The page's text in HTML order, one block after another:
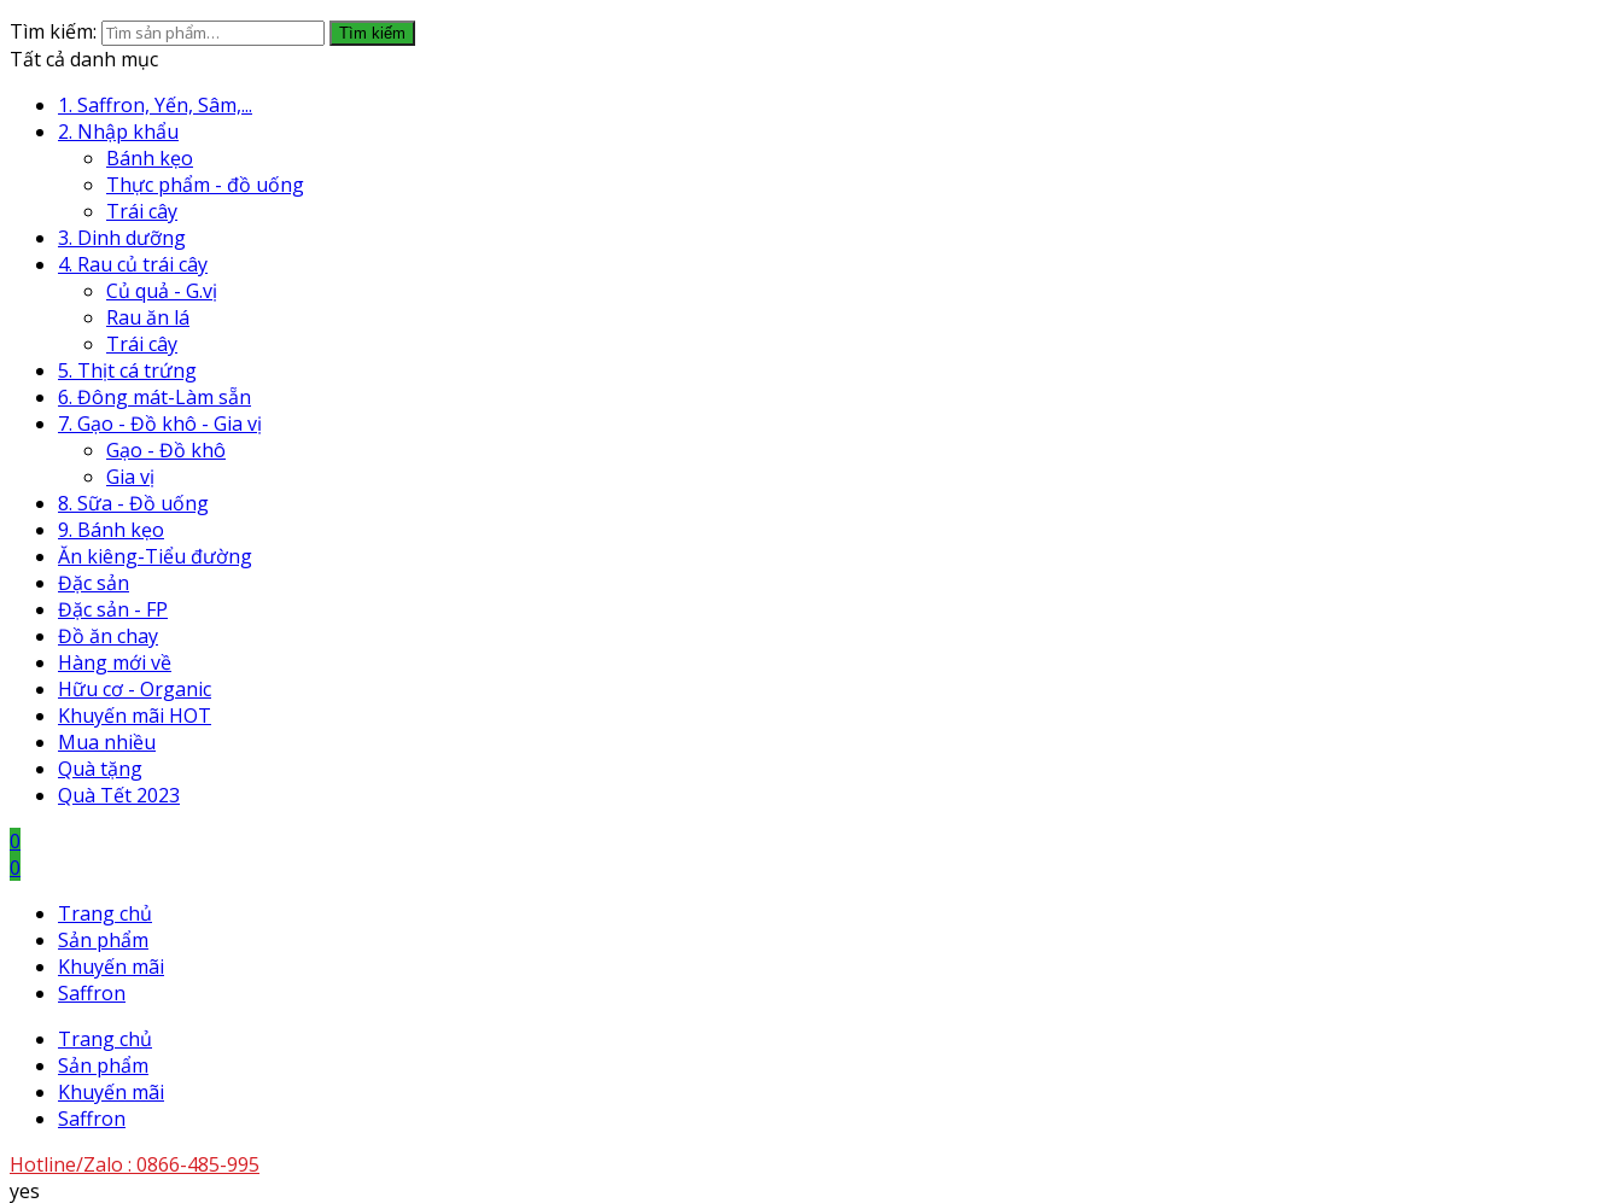
Tìm kiếm:
Tìm kiếm
Tất cả danh mục
1. Saffron, Yến, Sâm,...
2. Nhập khẩu
Bánh kẹo
Thực phẩm - đồ uống
Trái cây
3. Dinh dưỡng
4. Rau củ trái cây
Củ quả - G.vị
Rau ăn lá
Trái cây
5. Thịt cá trứng
6. Đông mát-Làm sẵn
7. Gạo - Đồ khô - Gia vị
Gạo - Đồ khô
Gia vị
8. Sữa - Đồ uống
9. Bánh kẹo
Ăn kiêng-Tiểu đường
Đặc sản
Đặc sản - FP
Đồ ăn chay
Hàng mới về
Hữu cơ - Organic
Khuyến mãi HOT
Mua nhiều
Quà tặng
Quà Tết 2023
0
0
Trang chủ
Sản phẩm
Khuyến mãi
Saffron
Trang chủ
Sản phẩm
Khuyến mãi
Saffron
Hotline/Zalo : 0866-485-995
yes